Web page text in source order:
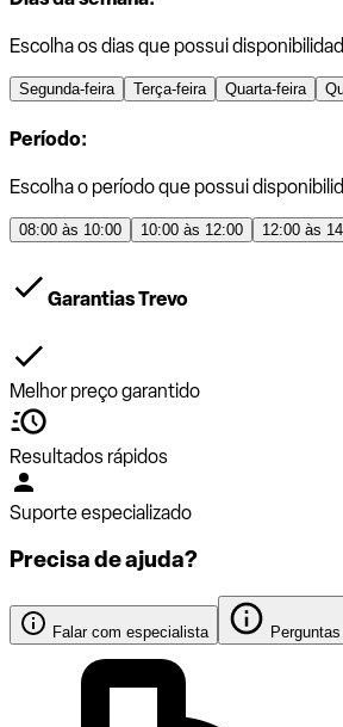
Escolha os dias que possui
Segunda-feira Terça-feira Quarta-feira
Período:
Escolha o período que possui
08:00 às 10:00 10:00 às 12:00 12:00 às
Garantias Trevo
Melhor preço garantido
Resultados rápidos
Suporte especializado
Precisa de ajuda?
Falar com especialista